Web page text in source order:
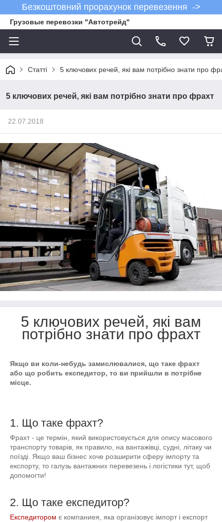
Безкоштовний прорахунок перевезення ->
Грузовые перевозки "Автотрейд"
Статті 5 ключових речей, які вам потрібно знати про
5 ключових речей, які вам потрібно знати про фрахт
22.07.2018
5 ключових речей, які вам
потрібно знати про фрахт
Якщо ви коли-небудь замислювалися, що таке фрахт
або що робить експедитор, то ви прийшли в потрібне
місце.
1. Що таке фрахт?
Фрахт - це термін, який використовується для опису масового
транспорту товарів, як правило, на вантажівці, судні, літаку чи
поїзді. Якщо ваш бізнес хоче розширити сферу імпорту та
експорту, то галузь вантажних перевезень і логістики тут, щоб
допомогти!
2. Що таке експедитор?
Експедитором є компаниея, яка організовує імпорт і експорт